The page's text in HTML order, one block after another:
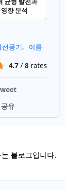
향 분석
풍기
여름
4.7 /8 rates
공유
블로그입니다.